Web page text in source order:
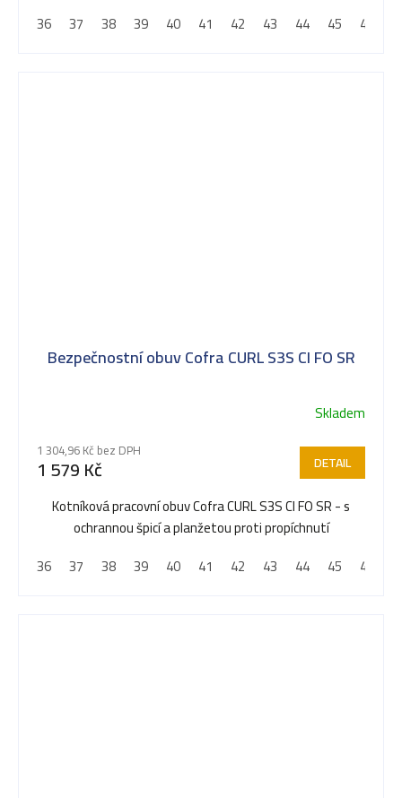
hvězdiček.
36
37 38 39 40 41 42 43 44 45 46
Bezpečnostní obuv Cofra CURL S3S CI FO SR
Skladem
1 304,96 Kč bez DPH
1 579 Kč DETAIL
Kotníková pracovní obuv Cofra CURL S3S CI FO SR - s
ochrannou špicí a planžetou proti propíchnutí
36
37 38 39 40 41 42 43 44 45 46